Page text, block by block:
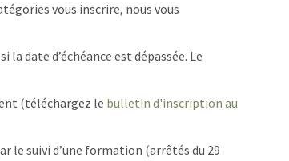
vous inscrire, nous vous
date d’échéance est dépassée. Le
(téléchargez le bulletin d'inscription au
le suivi d’une formation (arrêtés du 29